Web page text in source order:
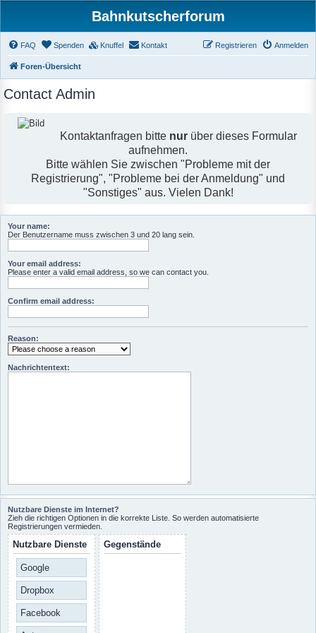
Bahnkutscherforum
FAQ Spenden Knuffel Kontakt Anmelden
Registrieren
Foren-Übersicht
Contact Admin
Kontaktanfragen bitte nur über dieses Formular
aufnehmen.
Bitte wählen Sie zwischen "Probleme mit der
Registrierung", "Probleme bei der Anmeldung" und
"Sonstiges" aus. Vielen Dank!
Your name:
Der Benutzername muss zwischen 3 und 20 lang sein.
Your email address:
Please enter a valid email address, so we can contact you.
Confirm email address:
Reason:
Nachrichtentext:
Nutzbare Dienste im Internet?
Zieh die richtigen Optionen in die korrekte Liste. So werden automatisierte
Registrierungen vermieden.
Nutzbare Dienste
Google
Dropbox
Facebook
Gegenstände